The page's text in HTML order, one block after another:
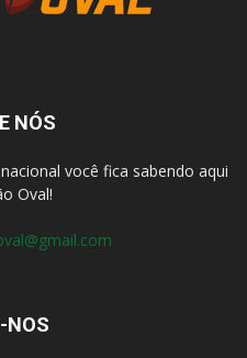
NÓS
você fica sabendo aqui
Oval!
NOS